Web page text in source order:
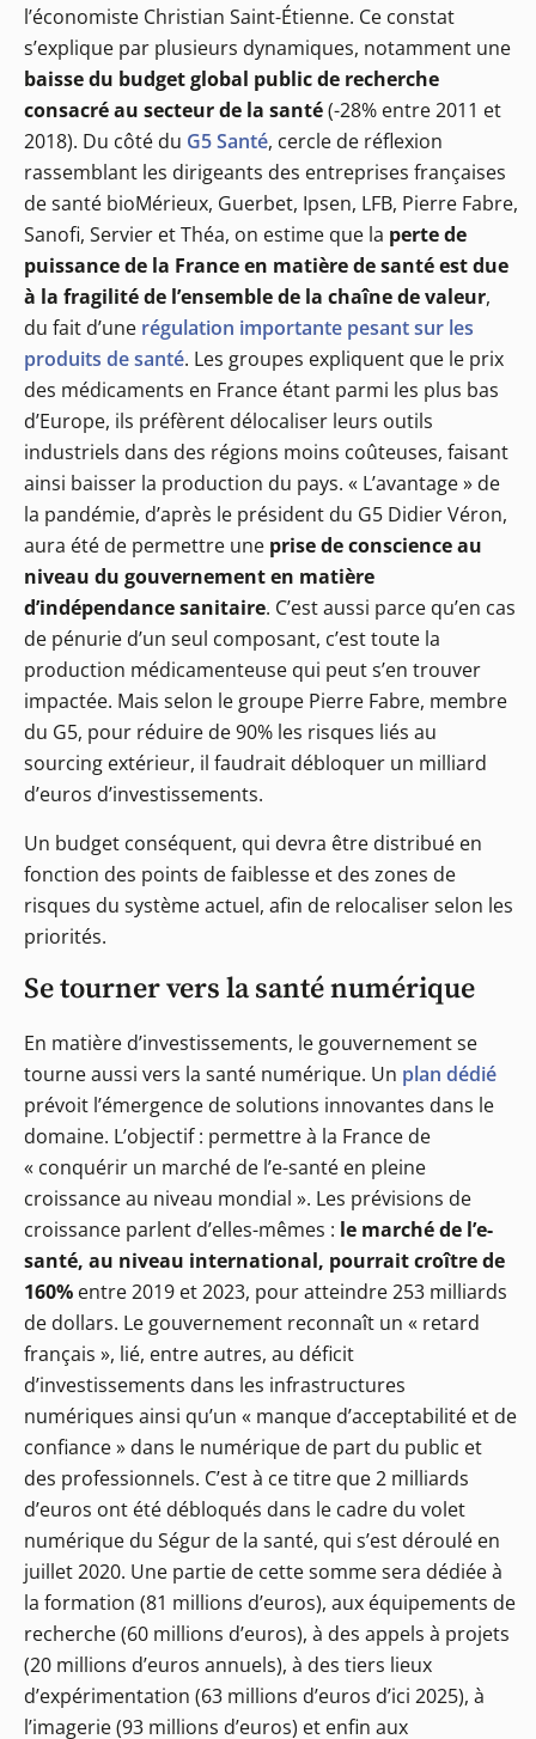
l’économiste Christian Saint-Étienne. Ce constat
s’explique par plusieurs dynamiques, notamment une
baisse du budget global public de recherche
consacré au secteur de la santé(-28% entre 2011 et
2018). Du côté du G5 Santé, cercle de réflexion
rassemblant les dirigeants des entreprises françaises
de santé bioMérieux, Guerbet, Ipsen, LFB, Pierre Fabre,
Sanofi, Servier et Théa, on estime que la perte de
puissance de la France en matière de santé est due
à la fragilité de l’ensemble de la chaîne de valeur,
du fait d’une régulation importante pesant sur les
produits de santé. Les groupes expliquent que le prix
des médicaments en France étant parmi les plus bas
d’Europe, ils préfèrent délocaliser leurs outils
industriels dans des régions moins coûteuses, faisant
ainsi baisser la production du pays. « L’avantage » de
la pandémie, d’après le président du G5 Didier Véron,
aura été de permettre une prise de conscience au
niveau du gouvernement en matière
d’indépendance sanitaire. C’est aussi parce qu’en cas
de pénurie d’un seul composant, c’est toute la
production médicamenteuse qui peut s’en trouver
impactée. Mais selon le groupe Pierre Fabre, membre
du G5, pour réduire de 90% les risques liés au
sourcing extérieur, il faudrait débloquer un milliard
d’euros d’investissements.
Un budget conséquent, qui devra être distribué en
fonction des points de faiblesse et des zones de
risques du système actuel, afin de relocaliser selon les
priorités.
Se tourner vers la santé numérique
En matière d’investissements, le gouvernement se
tourne aussi vers la santé numérique. Un plan dédié
prévoit l’émergence de solutions innovantes dans le
domaine. L’objectif : permettre à la France de
« conquérir un marché de l’e-santé en pleine
croissance au niveau mondial ». Les prévisions de
croissance parlent d’elles-mêmes : le marché de l’e-
santé, au niveau international, pourrait croître de
160% entre 2019 et 2023, pour atteindre 253 milliards
de dollars. Le gouvernement reconnaît un « retard
français », lié, entre autres, au déficit
d’investissements dans les infrastructures
numériques ainsi qu’un « manque d’acceptabilité et de
confiance » dans le numérique de part du public et
des professionnels. C’est à ce titre que 2 milliards
d’euros ont été débloqués dans le cadre du volet
numérique du Ségur de la santé, qui s’est déroulé en
juillet 2020. Une partie de cette somme sera dédiée à
la formation (81 millions d’euros), aux équipements de
recherche (60 millions d’euros), à des appels à projets
(20 millions d’euros annuels), à des tiers lieux
d’expérimentation (63 millions d’euros d’ici 2025), à
l’imagerie (93 millions d’euros) et enfin aux